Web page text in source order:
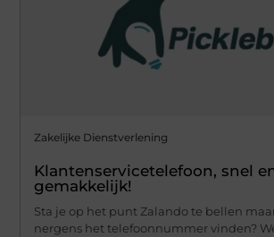
Zakelijke Dienstverlening
Klantenservicetelefoon, snel
gemakkelijk!
Sta je op het punt Zalando te bellen
nergens het telefoonnummer vinden?